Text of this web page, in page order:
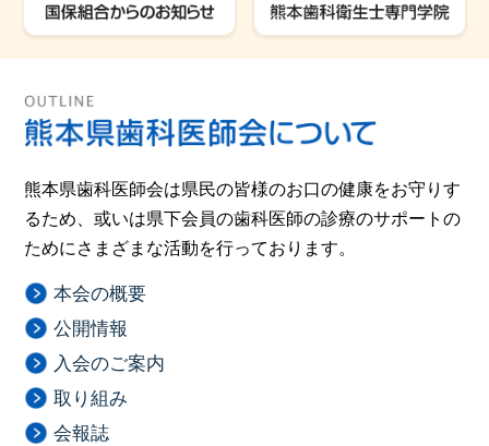
熊本県歯科医師会は県民の皆様のお口の健康をお守りす
るため、或いは県下会員の歯科医師の診療のサポートの
ためにさまざまな活動を行っております。
本会の概要
公開情報
入会のご案内
取り組み
会報誌